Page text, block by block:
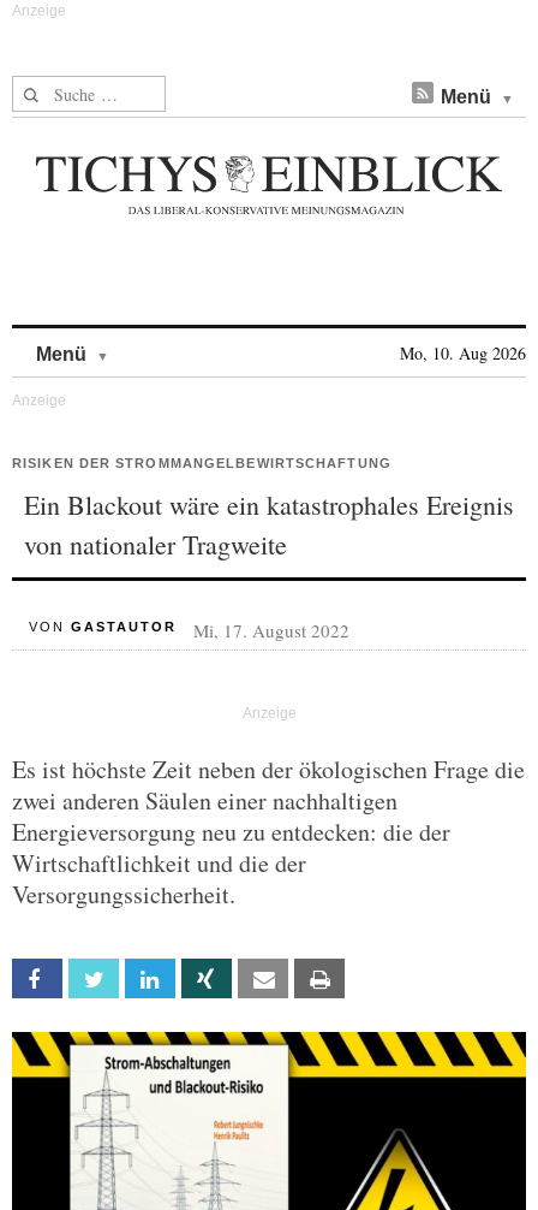
Suche nach: Menü
Menü Mo, 10. Aug 2026
RISIKEN DER STROMMANGELBEWIRTSCHAFTUNG
Ein Blackout wäre ein katastrophales Ereignis
von nationaler Tragweite
VON GASTAUTOR Mi, 17. August 2022
Es ist höchste Zeit neben der ökologischen Frage die
zwei anderen Säulen einer nachhaltigen
Energieversorgung neu zu entdecken: die der
Wirtschaftlichkeit und die der
Versorgungssicherheit.
Facebook Twitter Linkedin Xing Email